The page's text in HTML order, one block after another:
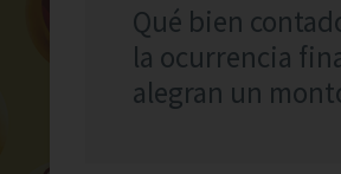
Qué bien
la ocurrencia
alegran un